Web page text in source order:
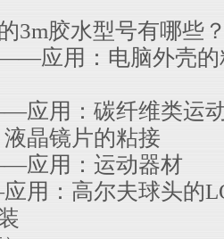
3m胶水型号有哪些
应用：电脑外壳的
应用：碳纤维类运
晶镜片的粘接
应用：运动器材
用：高尔夫球头的